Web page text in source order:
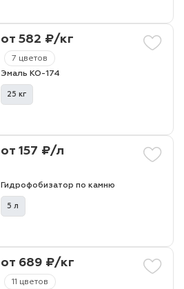
7 цветов
от 582 ₽/кг
Эмаль КО-174
25 кг
от 157 ₽/л
Гидрофобизатор по камню
5 л
11 цветов
от 689 ₽/кг